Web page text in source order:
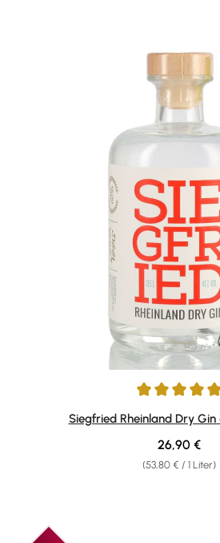
Durchschnittliche Bewertung von
Siegfried Rheinland Dry Gin
(53,80 € / 1 Liter)
Regulärer
26,90 €